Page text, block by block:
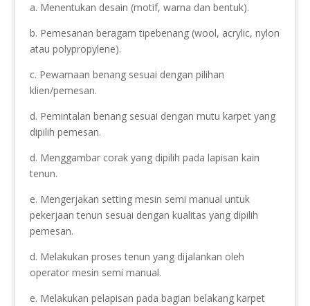
a. Menentukan desain (motif, warna dan bentuk).
b. Pemesanan beragam tipebenang (wool, acrylic, nylon
atau polypropylene).
c. Pewarnaan benang sesuai dengan pilihan
klien/pemesan.
d. Pemintalan benang sesuai dengan mutu karpet yang
dipilih pemesan.
d. Menggambar corak yang dipilih pada lapisan kain
tenun.
e. Mengerjakan setting mesin semi manual untuk
pekerjaan tenun sesuai dengan kualitas yang dipilih
pemesan.
d. Melakukan proses tenun yang dijalankan oleh
operator mesin semi manual.
e. Melakukan pelapisan pada bagian belakang karpet